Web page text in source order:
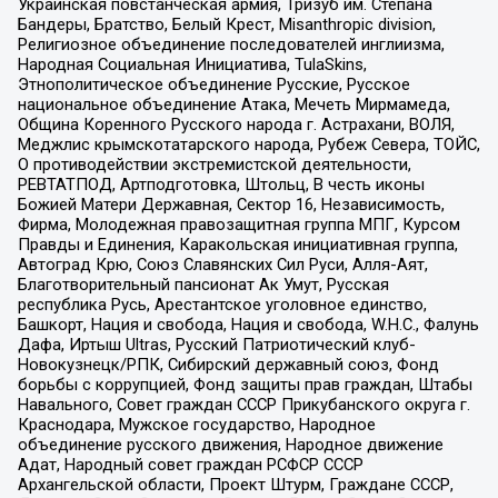
Украинская повстанческая армия, Тризуб им. Степана
Бандеры, Братство, Белый Крест, Misanthropic division,
Религиозное объединение последователей инглиизма,
Народная Социальная Инициатива, TulaSkins,
Этнополитическое объединение Русские, Русское
национальное объединение Атака, Мечеть Мирмамеда,
Община Коренного Русского народа г. Астрахани, ВОЛЯ,
Меджлис крымскотатарского народа, Рубеж Севера, ТОЙС,
О противодействии экстремистской деятельности,
РЕВТАТПОД, Артподготовка, Штольц, В честь иконы
Божией Матери Державная, Сектор 16, Независимость,
Фирма, Молодежная правозащитная группа МПГ, Курсом
Правды и Единения, Каракольская инициативная группа,
Автоград Крю, Союз Славянских Сил Руси, Алля-Аят,
Благотворительный пансионат Ак Умут, Русская
республика Русь, Арестантское уголовное единство,
Башкорт, Нация и свобода, Нация и свобода, W.H.С., Фалунь
Дафа, Иртыш Ultras, Русский Патриотический клуб-
Новокузнецк/РПК, Сибирский державный союз, Фонд
борьбы с коррупцией, Фонд защиты прав граждан, Штабы
Навального, Совет граждан СССР Прикубанского округа г.
Краснодара, Мужское государство, Народное
объединение русского движения, Народное движение
Адат, Народный совет граждан РСФСР СССР
Архангельской области, Проект Штурм, Граждане СССР,